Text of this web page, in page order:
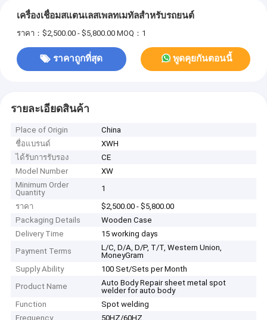
เครื่องเชื่อมสแตนเลสเพลทเมทัลสําหรับรถยนต์
ราคา：$2,500.00 - $5,800.00 MOQ：1
ราคาถูกที่สุด พูดคุยกันตอนนี้
รายละเอียดสินค้า
Place of Origin
China
ชื่อแบรนด์
XWH
ได้รับการรับรอง
CE
Model Number
XW
Minimum Order
Quantity
1
ราคา
$2,500.00 - $5,800.00
Packaging Details
Wooden Case
Delivery Time
15 working days
Payment Terms
L/C, D/A, D/P, T/T, Western Union,
MoneyGram
Supply Ability
100 Set/Sets per Month
Product Name
Auto Body Repair sheet metal spot
welder for auto body
Function
Spot welding
Frequency
50HZ/60HZ